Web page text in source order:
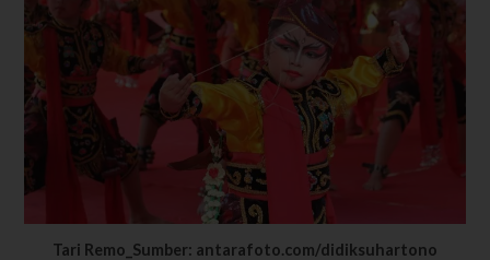
Tari Remo_Sumber: antarafoto.com/didiksuhartono